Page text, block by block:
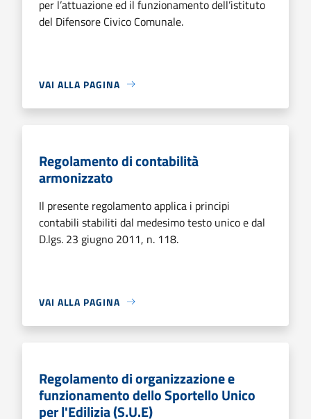
per l’attuazione ed il funzionamento dell’istituto
del Difensore Civico Comunale.
VAI ALLA PAGINA
Regolamento di contabilità
armonizzato
Il presente regolamento applica i principi
contabili stabiliti dal medesimo testo unico e dal
D.lgs. 23 giugno 2011, n. 118.
VAI ALLA PAGINA
Regolamento di organizzazione e
funzionamento dello Sportello Unico
per l'Edilizia (S.U.E)